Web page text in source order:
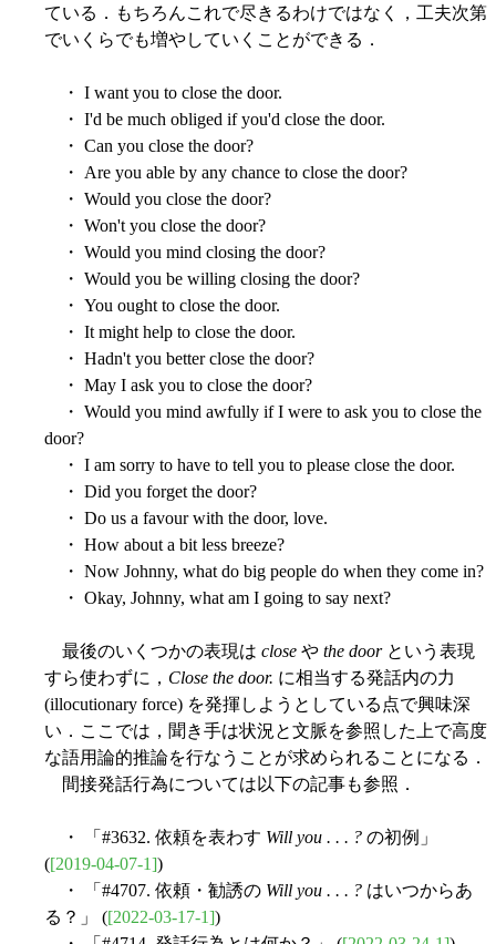
ている．もちろんこれで尽きるわけではなく，工夫次第
でいくらでも増やしていくことができる．
・ I want you to close the door.
・ I'd be much obliged if you'd close the door.
・ Can you close the door?
・ Are you able by any chance to close the door?
・ Would you close the door?
・ Won't you close the door?
・ Would you mind closing the door?
・ Would you be willing closing the door?
・ You ought to close the door.
・ It might help to close the door.
・ Hadn't you better close the door?
・ May I ask you to close the door?
・ Would you mind awfully if I were to ask you to close the
door?
・ I am sorry to have to tell you to please close the door.
・ Did you forget the door?
・ Do us a favour with the door, love.
・ How about a bit less breeze?
・ Now Johnny, what do big people do when they come in?
・ Okay, Johnny, what am I going to say next?
最後のいくつかの表現は close や the doorという表現
すら使わずに， Close the door. に相当する発話内の力
(illocutionary force) を発揮しようとしている点で興味深
い．ここでは，聞き手は状況と文脈を参照した上で高度
な語用論的推論を行なうことが求められることになる．
間接発話行為については以下の記事も参照．
・ 「#3632. 依頼を表わす Will you . . . ? の初例」
([2019-04-07-1])
・ 「#4707. 依頼・勧誘の Will you . . . ? はいつからあ
る？」 ([2022-03-17-1])